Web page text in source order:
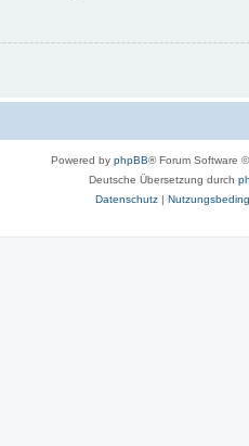
Powered by phpBB® Forum Software
Deutsche Übersetzung durch
Datenschutz|